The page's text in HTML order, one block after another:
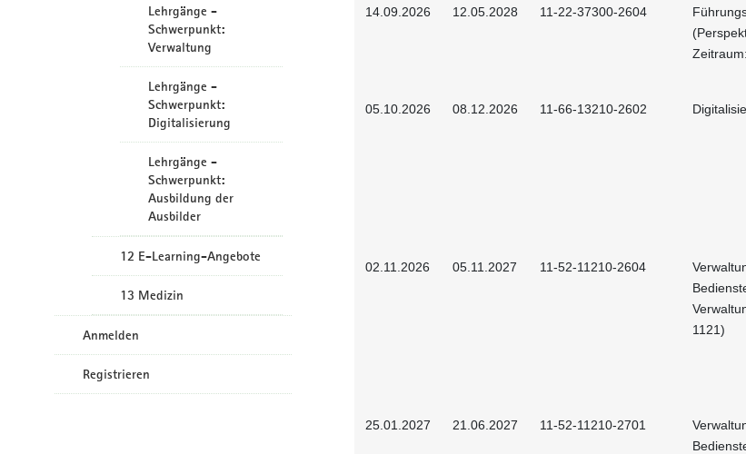
Lehrgänge -
Schwerpunkt:
Verwaltung
Lehrgänge -
Schwerpunkt:
Digitalisierung
Lehrgänge -
Schwerpunkt:
Ausbildung der
Ausbilder
12 E-Learning-Angebote
13 Medizin
Anmelden
Registrieren
14.09.2026 12.05.2028 11-22-37300-2604
05.10.2026 08.12.2026 11-66-13210-2602
02.11.2026 05.11.2027 11-52-11210-2604
1121)
25.01.2027 21.06.2027 11-52-11210-2701